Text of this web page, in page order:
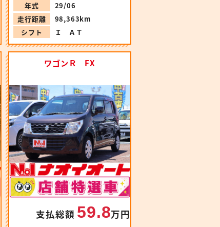
年式
29/06
走行距離
98,363km
シフト
Ｉ ＡＴ
ワゴンＲ FX
支払総額 59.8万円